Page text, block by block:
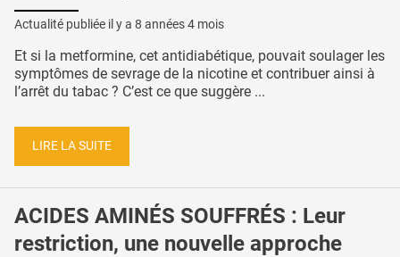
Actualité publiée il y a 8 années 4 mois
Et si la metformine, cet antidiabétique, pouvait soulager les
symptômes de sevrage de la nicotine et contribuer ainsi à
l’arrêt du tabac ? C’est ce que suggère ...
LIRE LA SUITE
ACIDES AMINÉS SOUFFRÉS : Leur
restriction, une nouvelle approche